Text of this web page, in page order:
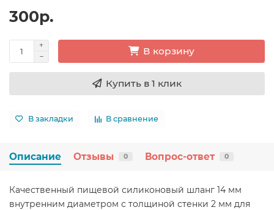
300р.
В корзину
Купить в 1 клик
В закладки В сравнение
Описание Отзывы 0 Вопрос-ответ 0
Качественный пищевой силиконовый шланг 14 мм
внутренним диаметром с толщиной стенки 2 мм для